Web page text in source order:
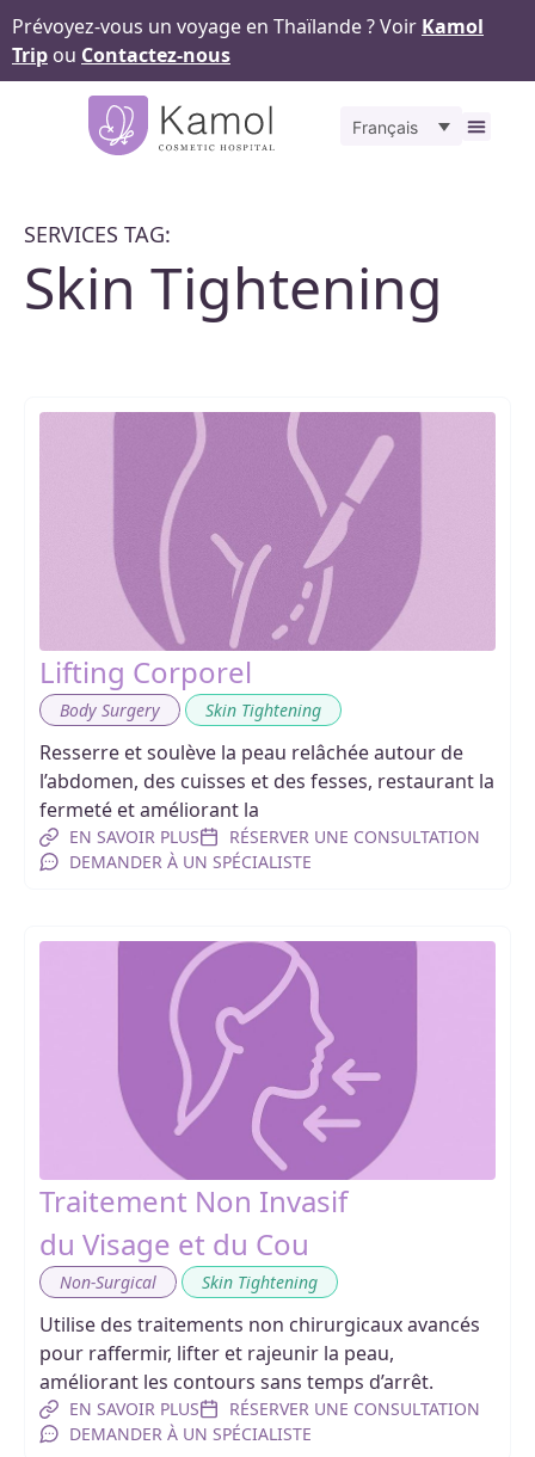
Prévoyez-vous un voyage en Thaïlande ? Voir Kamol
Trip ou Contactez-nous
Français
SERVICES TAG:
Skin Tightening
Lifting Corporel
Body Surgery Skin Tightening
Resserre et soulève la peau relâchée autour de
l’abdomen, des cuisses et des fesses, restaurant la
fermeté et améliorant la
EN SAVOIR PLUS
RÉSERVER UNE CONSULTATION
DEMANDER À UN SPÉCIALISTE
Traitement Non Invasif
du Visage et du Cou
Non-Surgical Skin Tightening
Utilise des traitements non chirurgicaux avancés
pour raffermir, lifter et rajeunir la peau,
améliorant les contours sans temps d’arrêt.
EN SAVOIR PLUS
RÉSERVER UNE CONSULTATION
DEMANDER À UN SPÉCIALISTE